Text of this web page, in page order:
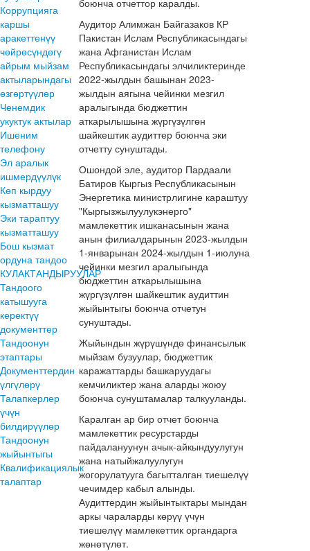
Коррупцияга
каршы
аракеттенүү
чөйрөсүндөгү
айрым мыйзам
актыларындагы
өзгөртүүлөр
Ченемдик
укуктук актылар
Ишеним
телефону
Эл аралык
ишмердүүлүк
Көп кырдуу
кызматташуу
Эки тараптуу
кызматташуу
Бош кызмат
ордуна тандоо
КУЛАКТАНДЫРУУЛАР
Тандоого
катышууга
керектүү
документтер
Тандоонун
этаптары
Документтердин
үлгүлөрү
Талапкерлер
үчүн
билдирүүлөр
Тандоонун
жыйынтыгы
Квалификациялык
талаптар
боюнча отчеттор каралды.
Аудитор Алимжан Байгазаков КР
Пакистан Ислам Республикасындагы
жана Афганистан Ислам
Республикасындагы элчиликтеринде
2022-жылдын башынан 2023-
жылдын аягына чейинки мезгил
аралыгында бюджеттин
аткарылышына жүргүзүлгөн
шайкештик аудиттер боюнча эки
отчетту сунуштады.
Ошондой эле, аудитор Пардаали
Батиров Кыргыз Республикасынын
Энергетика министрлигине караштуу
"Кыргызжылуулукэнерго"
мамлекеттик ишканасынын жана
анын филиалдарынын 2023-жылдын
1-январынан 2024-жылдын 1-июлуна
чейинки мезгил аралыгында
бюджеттин аткарылышына
жүргүзүлгөн шайкештик аудиттин
жыйынтыгы боюнча отчетун
сунуштады.
Жыйындын жүрүшүндө финансылык
мыйзам бузуулар, бюджеттик
каражаттарды башкаруудагы
кемчиликтер жана аларды жоюу
боюнча сунуштамалар талкууланды.
Каралган ар бир отчет боюнча
мамлекеттик ресурстарды
пайдалануунун ачык-айкындуулугун
жана натыйжалуулугун
жогорулатууга багытталган тиешелүү
чечимдер кабыл алынды.
Аудиттердин жыйынтыктары мындан
аркы чараларды көрүү үчүн
тиешелүү мамлекеттик органдарга
жөнөтүлөт.